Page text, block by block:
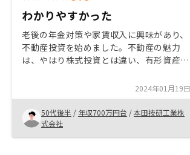
わかりやすかった
老後の年金対策や家賃収入に興味があり、
不動産投資を始めました。不動産の魅力
は、やはり株式投資とは違い、有形資産だ
給しようと考えており、それまでに定期的
な家賃収入を元手に、他の投資資産も検討
中です。
2024年01月19日
50代後半 / 年収700万円台 /本田技研工業株
式会社